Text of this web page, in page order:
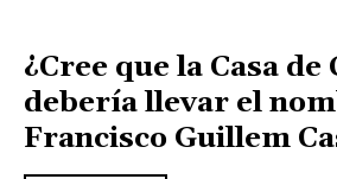
¿Cree que la Casa
debería llevar el
Francisco Guillem